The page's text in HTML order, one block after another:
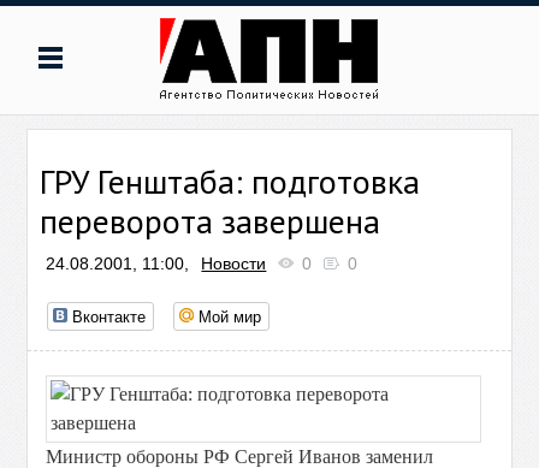
ГРУ Генштаба: подготовка
переворота завершена
24.08.2001, 11:00, Новости 0 0
Вконтакте Мой мир
Министр обороны РФ Сергей Иванов заменил